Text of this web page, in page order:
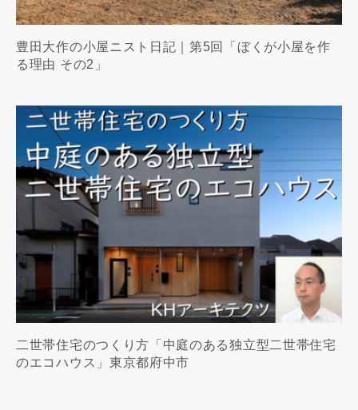
豊田大作の小屋ニスト日記｜第5回「ぼくが小屋を作
る理由 その2」
二世帯住宅のつくり方「中庭のある独立型二世帯住宅
のエコハウス」東京都府中市